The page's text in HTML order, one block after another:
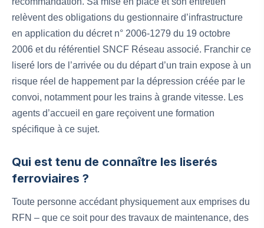
relèvent des obligations du gestionnaire d’infrastructure
en application du décret n° 2006-1279 du 19 octobre
2006 et du référentiel SNCF Réseau associé. Franchir ce
liseré lors de l’arrivée ou du départ d’un train expose à un
risque réel de happement par la dépression créée par le
convoi, notamment pour les trains à grande vitesse. Les
agents d’accueil en gare reçoivent une formation
spécifique à ce sujet.
Qui est tenu de connaître les liserés
ferroviaires ?
Toute personne accédant physiquement aux emprises du
RFN – que ce soit pour des travaux de maintenance, des